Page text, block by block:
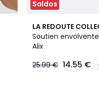
Saldos
LA REDOUTE
Soutien
Alix
25.99 € 14.55 €
4,2
/ 5